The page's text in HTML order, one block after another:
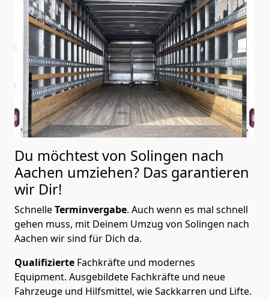
Du möchtest von Solingen nach
Aachen umziehen? Das garantieren
wir Dir!
SchnelleTerminvergabe. Auch wenn es mal schnell
gehen muss, mit Deinem Umzug von Solingen nach
Aachen wir sind für Dich da.
Qualifizierte Fachkräfte und modernes
Equipment. Ausgebildete Fachkräfte und neue
Fahrzeuge und Hilfsmittel, wie Sackkarren und Lifte.